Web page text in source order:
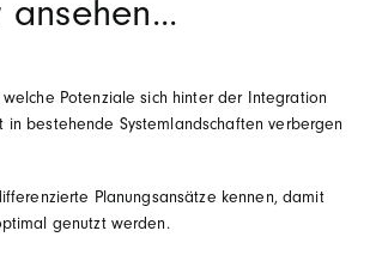
welche Potenziale sich hinter der Integration
in bestehende Systemlandschaften verbergen
Planungsansätze kennen, damit
genutzt werden.